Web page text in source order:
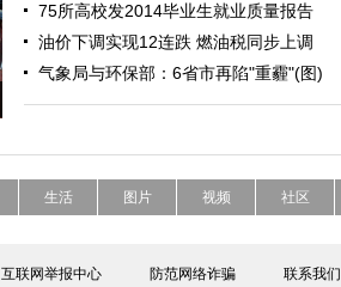
75所高校发2014毕业生就业质量报告
油价下调实现12连跌 燃油税同步上调
气象局与环保部：6省市再陷"重霾"(图)
生活 图片 视频 社区
互联网举报中心 防范网络诈骗 联系我们